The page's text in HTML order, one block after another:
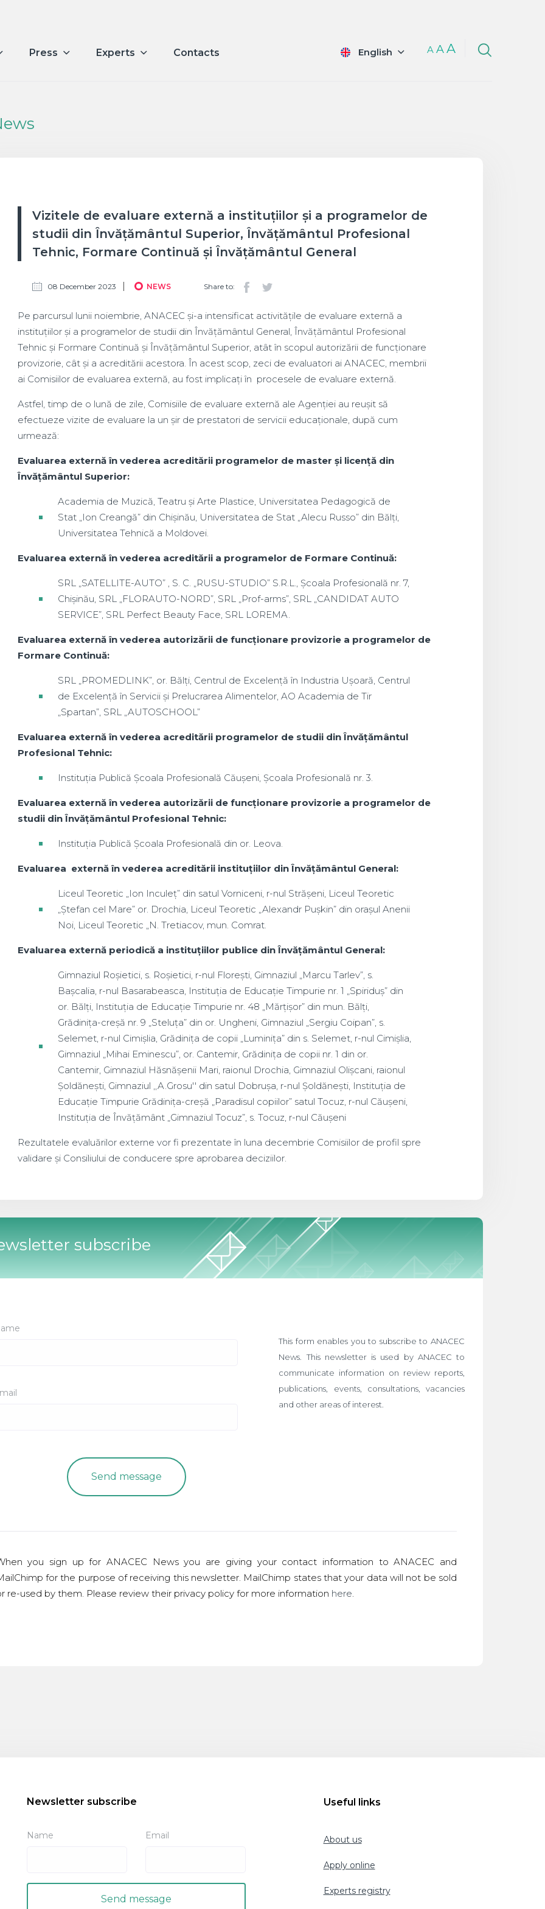
Press Experts Contacts A AA
English
Vizitele de evaluare externă a instituțiilor și a programelor de
studii din Învățământul Superior, Învățământul Profesional
Tehnic, Formare Continuă și Învățământul General
08 December 2023 NEWS Share to:
Pe parcursul lunii noiembrie, ANACEC și-a intensificat activitățile de evaluare externă a
instituțiilor și a programelor de studii din Învățământul General, Învățământul Profesional
Tehnic și Formare Continuă și Învățământul Superior, atât în scopul autorizării de funcționare
provizorie, cât și a acreditării acestora. În acest scop, zeci de evaluatori ai ANACEC, membrii
ai Comisiilor de evaluarea externă, au fost implicați în procesele de evaluare externă.
Astfel, timp de o lună de zile, Comisiile de evaluare externă ale Agenției au reușit să
efectueze vizite de evaluare la un șir de prestatori de servicii educaționale, după cum
urmează:
Evaluarea externă în vederea acreditării programelor de master și licență din
Învățământul Superior:
Academia de Muzică, Teatru și Arte Plastice, Universitatea Pedagogică de
Stat „Ion Creangă” din Chișinău, Universitatea de Stat „Alecu Russo” din Bălți,
Universitatea Tehnică a Moldovei.
Evaluarea externă în vederea acreditării a programelor de Formare Continuă:
SRL „SATELLITE-AUTO” , S. C. „RUSU-STUDIO” S.R.L., Școala Profesională nr. 7,
Chișinău, SRL „FLORAUTO-NORD”, SRL „Prof-arms”, SRL „CANDIDAT AUTO
SERVICE”, SRL Perfect Beauty Face, SRL LOREMA.
Evaluarea externă în vederea autorizării de funcționare provizorie a programelor de
Formare Continuă:
SRL „PROMEDLINK”, or. Bălți, Centrul de Excelență în Industria Ușoară, Centrul
de Excelență în Servicii și Prelucrarea Alimentelor, AO Academia de Tir
„Spartan”, SRL „AUTOSCHOOL”
Evaluarea externă în vederea acreditării programelor de studii din Învățământul
Profesional Tehnic:
Instituția Publică Școala Profesională Căușeni, Școala Profesională nr. 3.
Evaluarea externă în vederea autorizării de funcționare provizorie a programelor de
studii din Învățământul Profesional Tehnic:
Instituția Publică Școala Profesională din or. Leova.
Evaluarea externă în vederea acreditării instituțiilor din Învățământul General:
Liceul Teoretic „Ion Inculeț” din satul Vorniceni, r-nul Strășeni, Liceul Teoretic
„Ștefan cel Mare” or. Drochia, Liceul Teoretic „Alexandr Pușkin” din orașul Anenii
Noi, Liceul Teoretic „N. Tretiacov, mun. Comrat.
Evaluarea externă periodică a instituțiilor publice din Învățământul General:
Gimnaziul Roșietici, s. Roșietici, r-nul Florești, Gimnaziul „Marcu Tarlev”, s.
Bașcalia, r-nul Basarabeasca, Instituția de Educație Timpurie nr. 1 „Spiriduș” din
or. Bălți, Instituția de Educație Timpurie nr. 48 „Mărțișor” din mun. Bălți,
Grădinița-creșă nr. 9 „Steluța” din or. Ungheni, Gimnaziul „Sergiu Coipan”, s.
Selemet, r-nul Cimișlia, Grădinița de copii „Luminița” din s. Selemet, r-nul Cimișlia,
Gimnaziul „Mihai Eminescu”, or. Cantemir, Grădinița de copii nr. 1 din or.
Cantemir, Gimnaziul Hăsnășenii Mari, raionul Drochia, Gimnaziul Olișcani, raionul
Șoldănești, Gimnaziul ,,A.Grosu'' din satul Dobrușa, r-nul Șoldănești, Instituția de
Educație Timpurie Grădinița-creșă „Paradisul copiilor” satul Tocuz, r-nul Căușeni,
Instituția de Învățământ „Gimnaziul Tocuz”, s. Tocuz, r-nul Căușeni
Rezultatele evaluărilor externe vor fi prezentate în luna decembrie Comisiilor de profil spre
validare și Consiliului de conducere spre aprobarea deciziilor.
subscribe
This form enables you to subscribe to ANACEC
News. This newsletter is used by ANACEC to
communicate information on review reports,
publications, events, consultations, vacancies
and other areas of interest.
you sign up for ANACEC News you are giving your contact information to ANACEC and
for the purpose of receiving this newsletter. MailChimp states that your data will not be sold
re-used by them. Please review their privacy policy for more information here.
Newsletter subscribe
Name Email
Useful links
About us
Apply online
Experts registry